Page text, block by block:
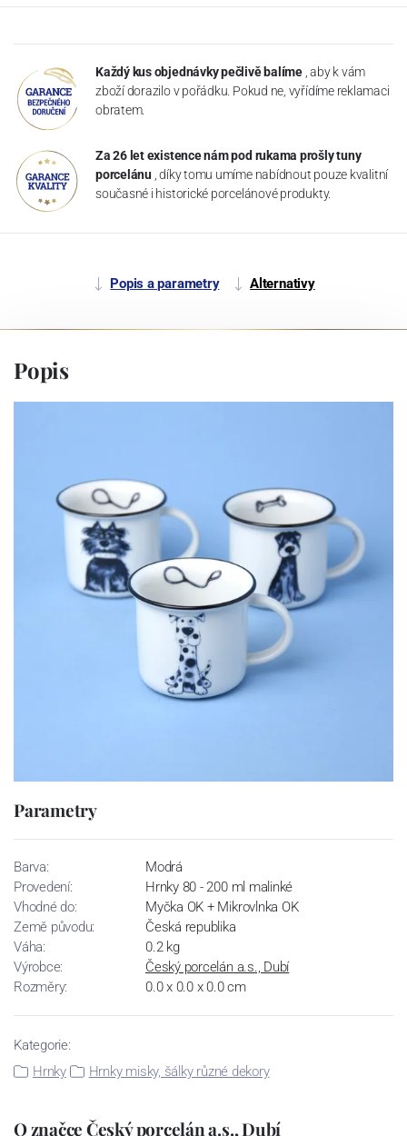
Každý kus objednávky pečlivě balíme , aby k vám
zboží dorazilo v pořádku. Pokud ne, vyřídíme reklamaci
obratem.
Za 26 let existence nám pod rukama prošly tuny
porcelánu , díky tomu umíme nabídnout pouze kvalitní
současné i historické porcelánové produkty.
Popis a parametry Alternativy
Popis
Parametry
Barva:
Modrá
Provedení:
Hrnky 80 - 200 ml malinké
Vhodné do:
Myčka OK + Mikrovlnka OK
Země původu:
Česká republika
Váha:
0.2 kg
Výrobce:
Český porcelán a.s., Dubí
Rozměry:
0.0 x 0.0 x 0.0 cm
Kategorie:
Hrnky
Hrnky misky, šálky různé dekory
O značce Český porcelán a.s., Dubí